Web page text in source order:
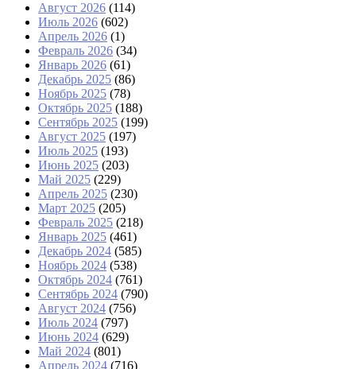
Август 2026 (114)
Июль 2026 (602)
Апрель 2026 (1)
Февраль 2026 (34)
Январь 2026 (61)
Декабрь 2025 (86)
Ноябрь 2025 (78)
Октябрь 2025 (188)
Сентябрь 2025 (199)
Август 2025 (197)
Июль 2025 (193)
Июнь 2025 (203)
Май 2025 (229)
Апрель 2025 (230)
Март 2025 (205)
Февраль 2025 (218)
Январь 2025 (461)
Декабрь 2024 (585)
Ноябрь 2024 (538)
Октябрь 2024 (761)
Сентябрь 2024 (790)
Август 2024 (756)
Июль 2024 (797)
Июнь 2024 (629)
Май 2024 (801)
Апрель 2024 (716)